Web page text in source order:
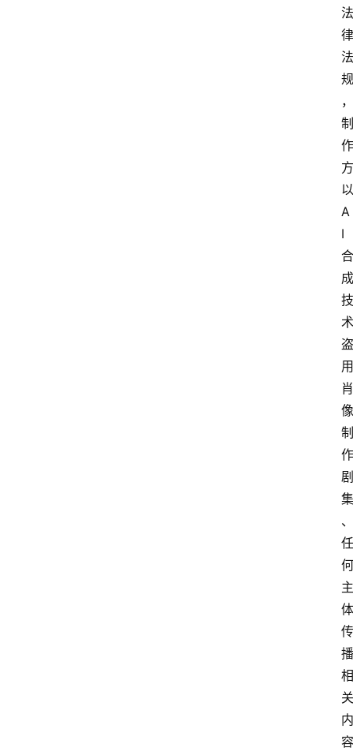
法
律
法
规
，
制
作
方
以
A
I
合
成
技
术
盗
用
肖
像
制
作
剧
集
、
任
何
主
体
传
播
相
关
内
容